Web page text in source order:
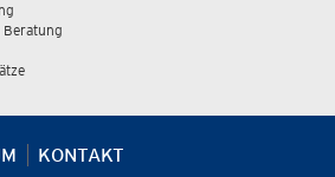
Beratung
KONTAKT